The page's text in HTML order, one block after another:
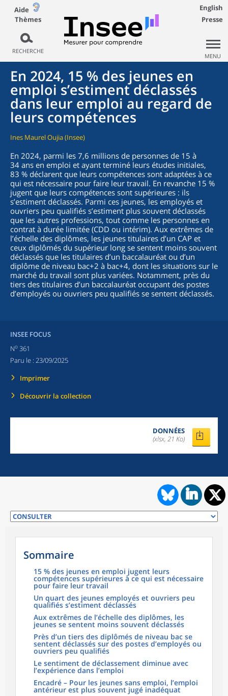
Aide
Thèmes
RECHERCHE
English
Presse
MENU
En 2024, 15 % des jeunes en
emploi s’estiment déclassés
dans leur emploi au regard de
leurs compétences
Ines Maurel Oujia (Insee)
En 2024, parmi les 7,6 millions de personnes de 15 à
34 ans en emploi et ayant terminé leurs études initiales,
83 % déclarent que leurs compétences sont adaptées à ce
qui est nécessaire pour faire leur travail. En revanche 15 %
jugent que leurs compétences sont supérieures : ils
s’estiment déclassés. Parmi ces jeunes, les employés et
ouvriers peu qualifiés s’estiment plus souvent déclassés
que les autres professions, tout comme les personnes en
contrat à durée limitée (CDD ou intérim). Aux extrêmes de
l’échelle des diplômes, les jeunes titulaires d’un CAP et
ceux diplômés du supérieur long se sentent moins souvent
déclassés que les titulaires d’un baccalauréat ou d’un
diplôme de niveau bac+2 à bac+4, dont les situations sur le
marché du travail sont plus variées. Notamment, près du
tiers des titulaires d’un baccalauréat occupant des postes
d’employés ou ouvriers peu qualifiés se sentent déclassés.
INSEE FOCUS
No 361
Paru le : 23/09/2025
Imprimer
Découvrir la collection
DONNÉES
(xlsx, 21 Ko)
Sommaire
15 % des jeunes en emploi jugent leurs
compétences supérieures à ce qui est nécessaire
pour faire leur travail
Un quart des jeunes employés et ouvriers peu
qualifiés s’estiment déclassés
Aux extrêmes de l’échelle des diplômes, les
jeunes se sentent moins souvent déclassés
Près d’un tiers des diplômés de niveau bac se
sentent déclassés sur des postes d’employés ou
ouvriers peu qualifiés
Le sentiment de déclassement diminue avec
l’expérience dans l’emploi
Encadré – Pour les jeunes sans emploi, l’emploi
antérieur est plus souvent jugé inadéquat